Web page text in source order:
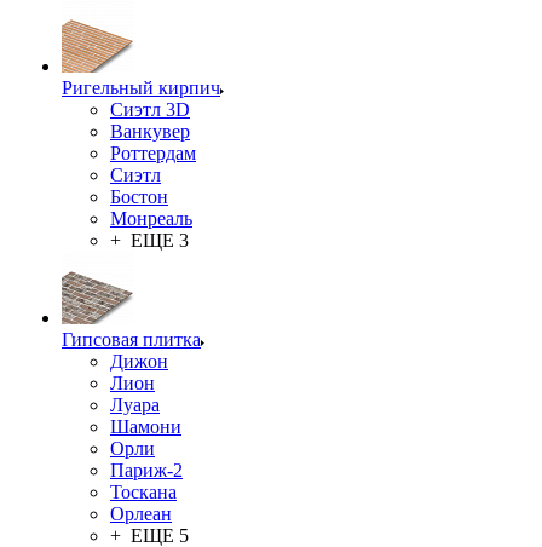
Ригельный кирпич
Сиэтл 3D
Ванкувер
Роттердам
Сиэтл
Бостон
Монреаль
+ ЕЩЕ 3
Гипсовая плитка
Дижон
Лион
Луара
Шамони
Орли
Париж-2
Тоскана
Орлеан
+ ЕЩЕ 5